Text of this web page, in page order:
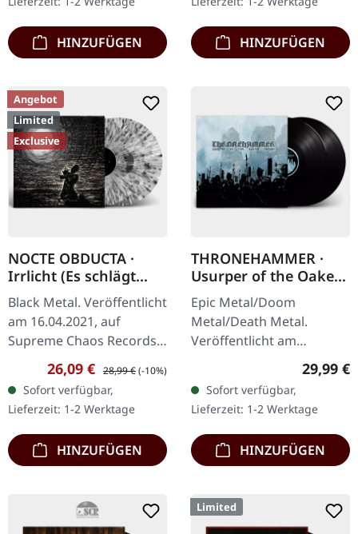
monumentales Zeugnis
der…
HINZUFÜGEN
the Tides" von…
HINZUFÜGEN
Angebot
Limited
Exclusive
NOCTE OBDUCTA ·
Irrlicht (Es schlägt
dem Mond ein kaltes
Herz) | SPLATTER 2LP
Black Metal. Veröffentlicht
am 16.04.2021, auf
Supreme Chaos Records.
Ultra Clear Doppel-Vinyl
mit grauen, weißen und
schwarzen Splatters im…
Verkaufspreis:
26,09 € Regulärer Preis:
28,99 €(-10%)
Sofort verfügbar,
Lieferzeit: 1-2 Werktage
HINZUFÜGEN
THRONEHAMMER ·
Usurper of the Oaken
Throne | BLACK 2LP
Epic Metal/Doom
Metal/Death Metal.
Veröffentlicht am
26.01.2024, auf Supreme
Chaos Records. Schwarzs
Doppel-Vinyl im Gatefold-
Cover mit 4-seitigem…
29,99 €
Sofort verfügbar,
Lieferzeit: 1-2 Werktage
HINZUFÜGEN
Limited